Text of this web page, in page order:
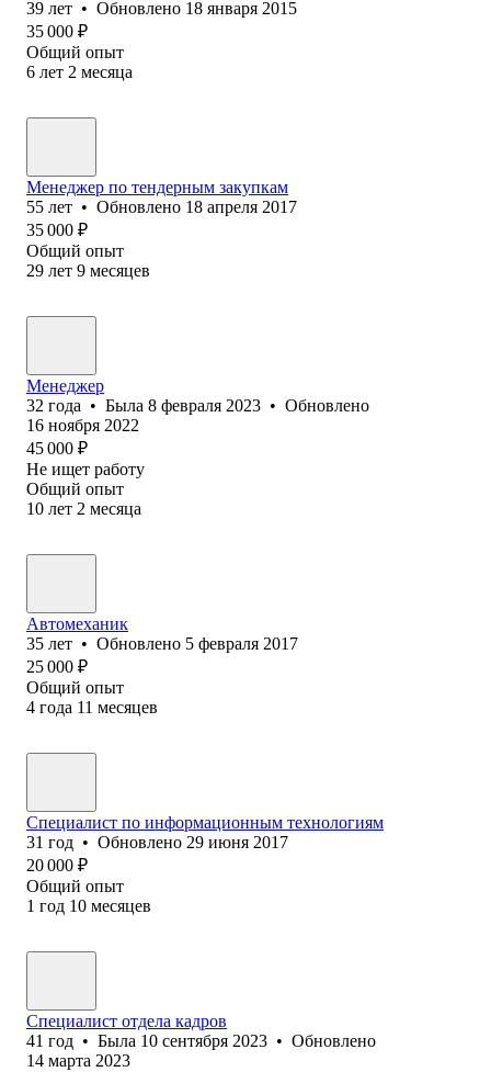
39 лет • Обновлено 18 января 2015
35 000 ₽
Общий опыт
6 лет 2 месяца
Менеджер по тендерным закупкам
55 лет • Обновлено 18 апреля 2017
35 000 ₽
Общий опыт
29 лет 9 месяцев
Менеджер
32 года • Была 8 февраля 2023 • Обновлено
16 ноября 2022
45 000 ₽
Не ищет работу
Общий опыт
10 лет 2 месяца
Автомеханик
35 лет • Обновлено 5 февраля 2017
25 000 ₽
Общий опыт
4 года 11 месяцев
Специалист по информационным технологиям
31 год • Обновлено 29 июня 2017
20 000 ₽
Общий опыт
1 год 10 месяцев
Специалист отдела кадров
41 год • Была 10 сентября 2023 • Обновлено
14 марта 2023